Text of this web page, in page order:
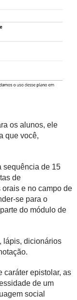
os alunos, ele
que você,
sequência de 15
de
e no campo de
se para o
do módulo de
lápis, dicionários
caráter epistolar, as
de um
social